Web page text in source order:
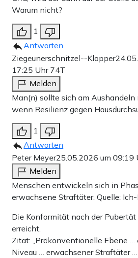
Warum nicht?
1
Antworten
Ziegeunerschnitzel--Klopper
17:25 Uhr 74T
Melden
Man(n) sollte sich am Aushandeln
wenn Resilienz gegen
1
Antworten
Peter Meyer25.05.2026 um 09:19
Melden
Menschen entwickeln sich in
erwachsene Straftäter. Quelle:
Die Konformität nach der
erreicht.
Zitat: „Präkonventionelle Ebene
Niveau … erwachsener Straftäter